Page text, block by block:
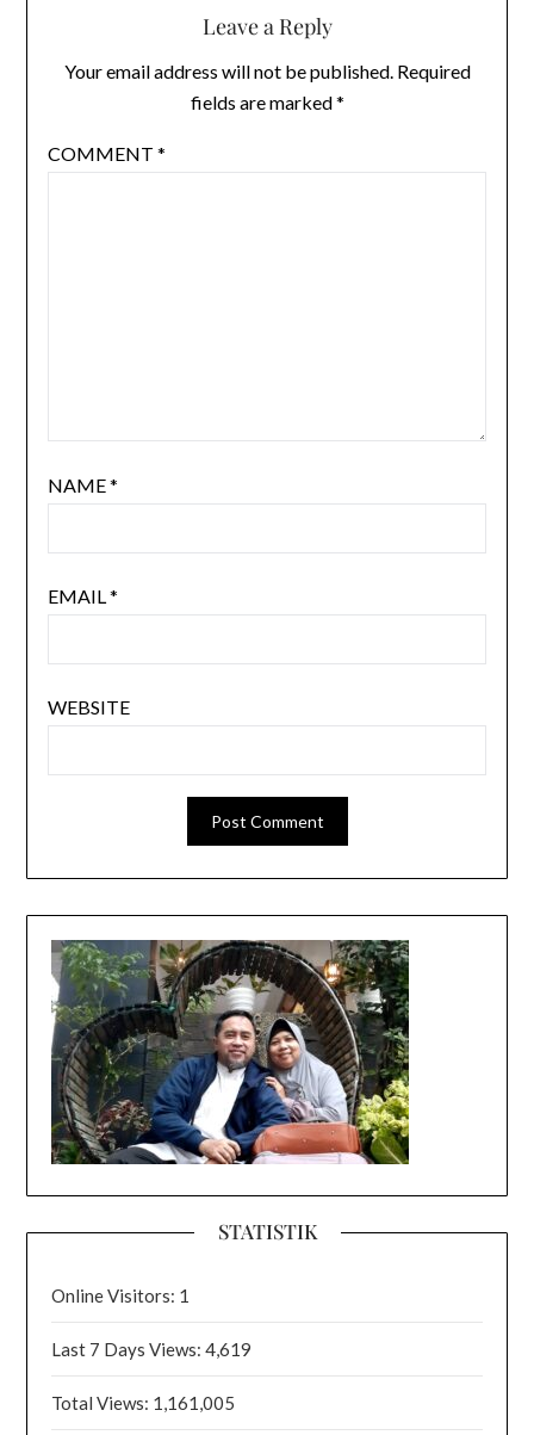
Leave a Reply
Your email address will not be published. Required
fields are marked*
COMMENT *
NAME*
EMAIL*
WEBSITE
STATISTIK
Online Visitors: 1
Last 7 Days Views:4,619
Total Views: 1,161,005